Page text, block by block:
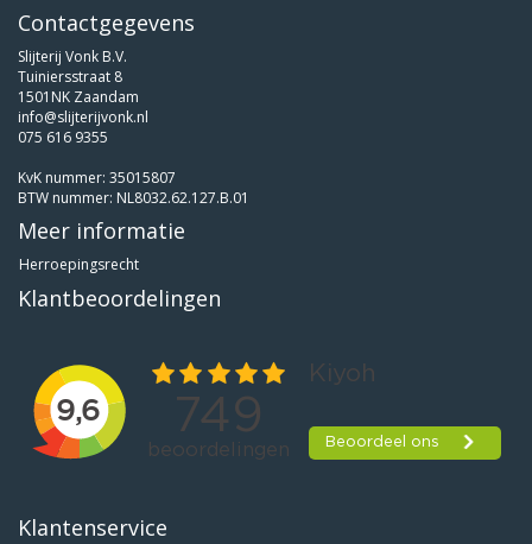
Contactgegevens
Slijterij Vonk B.V.
Tuiniersstraat 8
1501NK Zaandam
info@slijterijvonk.nl
075 616 9355
KvK nummer: 35015807
BTW nummer: NL8032.62.127.B.01
Meer informatie
Herroepingsrecht
Klantbeoordelingen
Klantenservice